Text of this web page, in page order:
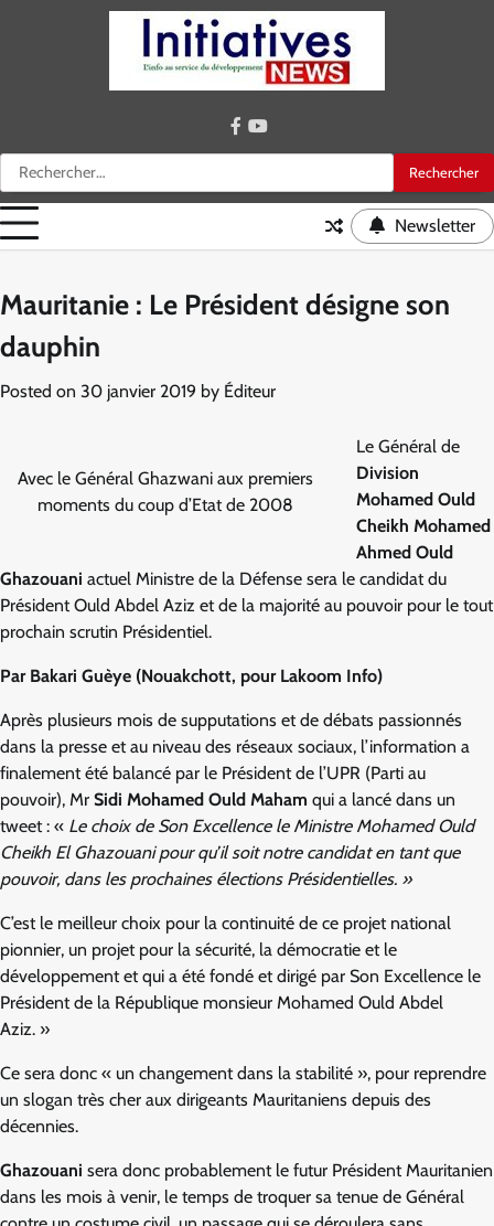
Rechercher :
facebook
youtube
Newsletter
Mauritanie : Le Président désigne son
dauphin
Posted on 30 janvier 2019 by Éditeur
Avec le Général Ghazwani aux premiers
moments du coup d’Etat de 2008
Le Général de
Division
Mohamed Ould
Cheikh Mohamed
Ahmed Ould
Ghazouani actuel Ministre de la Défense sera le candidat du
Président Ould Abdel Aziz et de la majorité au pouvoir pour le tout
prochain scrutin Présidentiel.
Par Bakari Guèye (Nouakchott, pour Lakoom Info)
Après plusieurs mois de supputations et de débats passionnés
dans la presse et au niveau des réseaux sociaux, l’information a
finalement été balancé par le Président de l’UPR (Parti au
pouvoir), Mr Sidi Mohamed Ould Maham qui a lancé dans un
tweet : « Le choix de Son Excellence le Ministre Mohamed Ould
Cheikh El Ghazouani pour qu’il soit notre candidat en tant que
pouvoir, dans les prochaines élections Présidentielles. »
C’est le meilleur choix pour la continuité de ce projet national
pionnier, un projet pour la sécurité, la démocratie et le
développement et qui a été fondé et dirigé par Son Excellence le
Président de la République monsieur Mohamed Ould Abdel
Aziz. »
Ce sera donc « un changement dans la stabilité », pour reprendre
un slogan très cher aux dirigeants Mauritaniens depuis des
décennies.
Ghazouani sera donc probablement le futur Président Mauritanien
dans les mois à venir, le temps de troquer sa tenue de Général